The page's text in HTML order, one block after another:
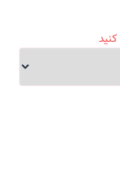
کنید